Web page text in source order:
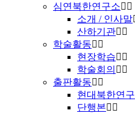
심연북한연구소
소개 / 인사말
산하기관
학술활동
현장학습
학술회의
출판활동
현대북한연구
단행본